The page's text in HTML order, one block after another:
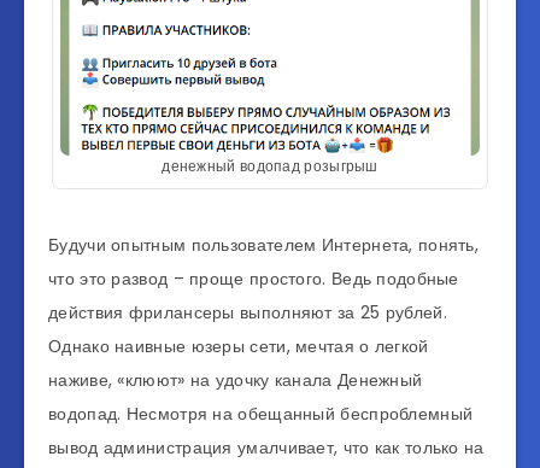
денежный водопад розыгрыш
Будучи опытным пользователем Интернета, понять,
что это развод – проще простого. Ведь подобные
действия фрилансеры выполняют за 25 рублей.
Однако наивные юзеры сети, мечтая о легкой
наживе, «клюют» на удочку канала Денежный
водопад. Несмотря на обещанный беспроблемный
вывод администрация умалчивает, что как только на